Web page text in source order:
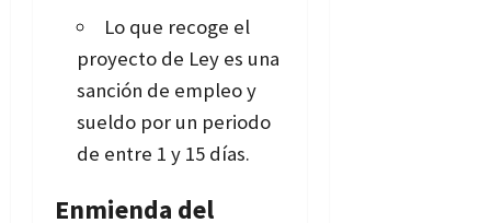
Lo que recoge el
proyecto de Ley es una
sanción de empleo y
sueldo por un periodo
de entre 1 y 15 días.
Enmienda del